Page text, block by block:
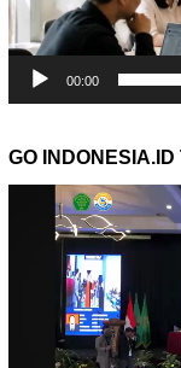
00:00
GO
Pemutar